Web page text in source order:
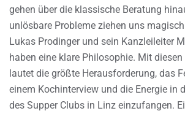
gehen über die klassische Beratung
unlösbare Probleme ziehen uns
Lukas Prodinger und sein Kanzleileiter
haben eine klare Philosophie. Mit
lautet die größte Herausforderung, das
einem Kochinterview und die Energie in
des Supper Clubs in Linz einzufangen.